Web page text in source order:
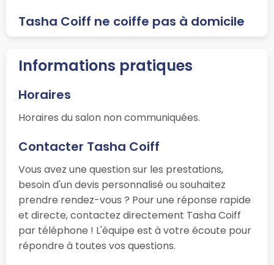
Tasha Coiff ne coiffe pas à domicile
Informations pratiques
Horaires
Horaires du salon non communiquées.
Contacter Tasha Coiff
Vous avez une question sur les prestations,
besoin d'un devis personnalisé ou souhaitez
prendre rendez-vous ? Pour une réponse rapide
et directe, contactez directement Tasha Coiff
par téléphone ! L'équipe est à votre écoute pour
répondre à toutes vos questions.